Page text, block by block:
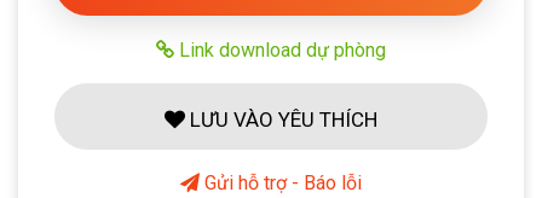
Link download dự phòng
LƯU VÀO YÊU THÍCH
Gửi hỗ trợ - Báo lỗi